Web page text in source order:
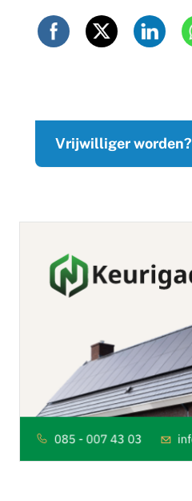
Vrijwilliger worden?